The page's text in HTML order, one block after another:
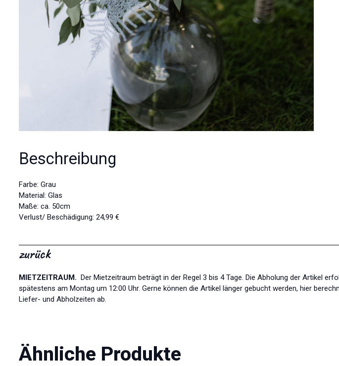
Beschreibung
Farbe: Grau
Material: Glas
Maße: ca. 50cm
Verlust/ Beschädigung: 24,99 €
zurück
MIETZEITRAUM. Der Mietzeitraum beträgt in der Regel 3 bis 4 Tage. Die Abholung der Artikel
spätestens am Montag um 12:00 Uhr. Gerne können die Artikel länger gebucht werden, hier
Liefer- und Abholzeiten ab.
Ähnliche Produkte